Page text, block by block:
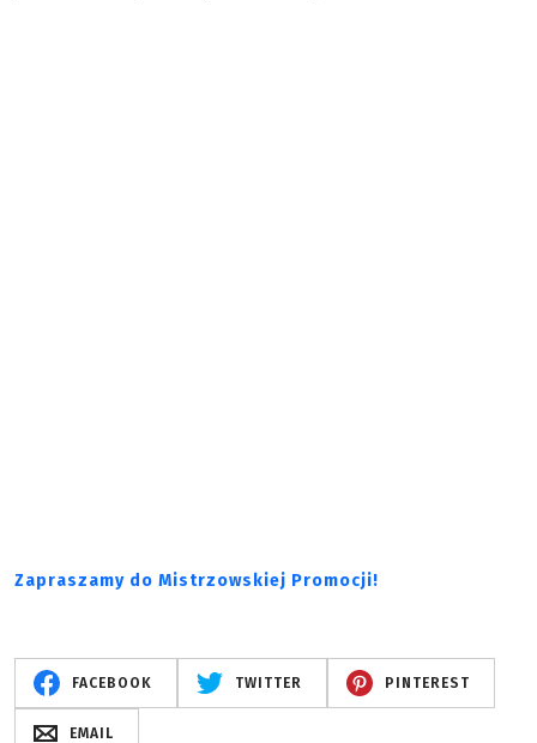
Zapraszamy do Mistrzowskiej Promocji!
FACEBOOK TWITTER PINTEREST
EMAIL